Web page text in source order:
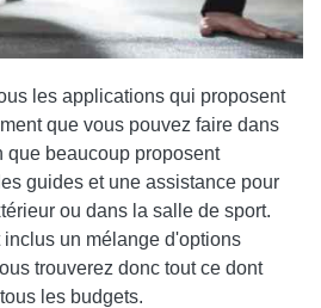
les applications qui proposent
que vous pouvez faire dans
que beaucoup proposent
guides et une assistance pour
ou dans la salle de sport.
un mélange d'options
trouverez donc tout ce dont
les budgets.